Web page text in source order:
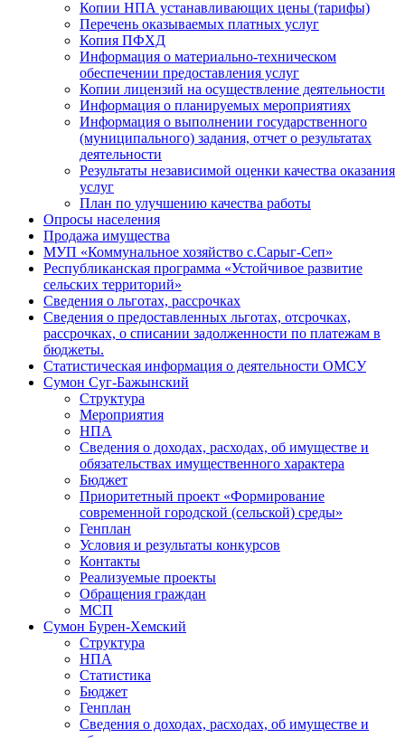
Копии НПА устанавливающих цены (тарифы)
Перечень оказываемых платных услуг
Копия ПФХД
Информация о материально-техническом
обеспечении предоставления услуг
Копии лицензий на осуществление деятельности
Информация о планируемых мероприятиях
Информация о выполнении государственного
(муниципального) задания, отчет о результатах
деятельности
Результаты независимой оценки качества оказания
услуг
План по улучшению качества работы
Опросы населения
Продажа имущества
МУП «Коммунальное хозяйство с.Сарыг-Сеп»
Республиканская программа «Устойчивое развитие
сельских территорий»
Сведения о льготах, рассрочках
Сведения о предоставленных льготах, отсрочках,
рассрочках, о списании задолженности по платежам в
бюджеты.
Статистическая информация о деятельности ОМСУ
Сумон Суг-Бажынский
Структура
Мероприятия
НПА
Сведения о доходах, расходах, об имуществе и
обязательствах имущественного характера
Бюджет
Приоритетный проект «Формирование
современной городской (сельской) среды»
Генплан
Условия и результаты конкурсов
Контакты
Реализуемые проекты
Обращения граждан
МСП
Сумон Бурен-Хемский
Структура
НПА
Статистика
Бюджет
Генплан
Сведения о доходах, расходах, об имуществе и